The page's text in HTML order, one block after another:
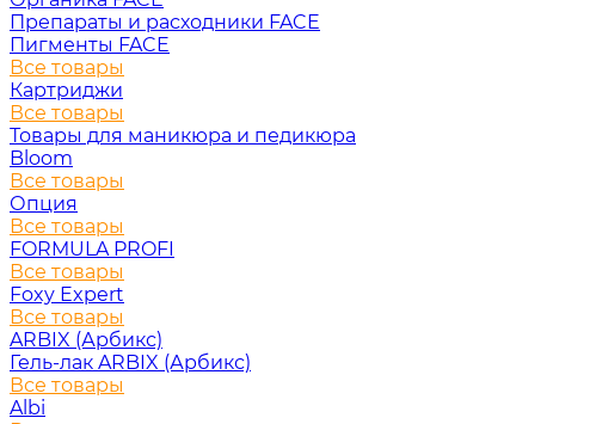
Препараты и расходники FACE
Пигменты FACE
Все товары
Картриджи
Все товары
Товары для маникюра и педикюра
Bloom
Все товары
Опция
Все товары
FORMULA PROFI
Все товары
Foxy Expert
Все товары
ARBIX (Арбикс)
Гель-лак ARBIX (Арбикс)
Все товары
Albi